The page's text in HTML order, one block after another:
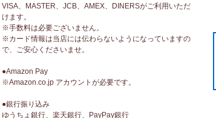
VISA、MASTER、JCB、AMEX、DINERSがご利用いただ
けます。
※手数料は必要ございません。
※カード情報は当店には伝わらないようになっていますの
で、ご安心くださいませ。
●Amazon Pay
※Amazon.co.jp アカウントが必要です。
●銀行振り込み
ゆうちょ銀行、楽天銀行、PayPay銀行